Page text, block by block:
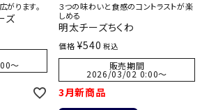
ります。
ズ
〜
３つの味わいと食感のコントラストが楽
しめる
明太チーズちくわ
価格 ¥540 税込
販売期間
2026/03/02 0:00〜
3月新商品